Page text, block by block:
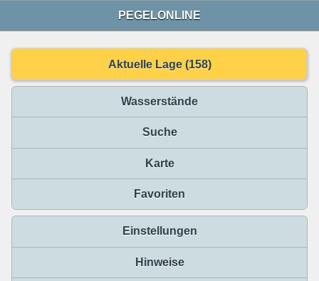
PEGELONLINE
Aktuelle Lage (158)
Wasserstände
Suche
Karte
Favoriten
Einstellungen
Hinweise